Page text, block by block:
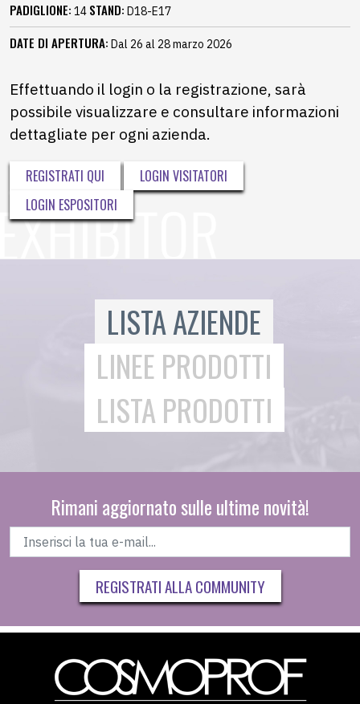
PADIGLIONE: 14 STAND: D18-E17
DATE DI APERTURA: Dal 26 al 28 marzo 2026
Effettuando il login o la registrazione, sarà
possibile visualizzare e consultare informazioni
dettagliate per ogni azienda.
REGISTRATI QUI
LOGIN VISITATORI
LOGIN ESPOSITORI
LISTA AZIENDE
LINEE PRODOTTI
LISTA PRODOTTI
Rimani aggiornato sulle ultime novità!
REGISTRATI ALLA COMMUNITY